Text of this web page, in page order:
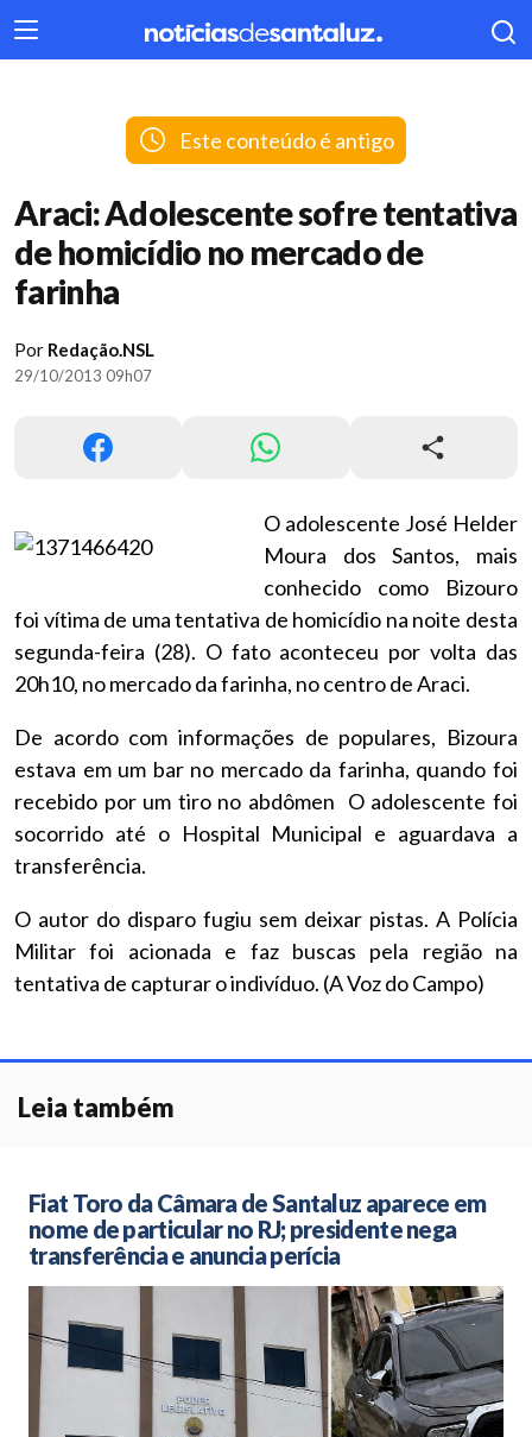
404
Este conteúdo é antigo
Araci: Adolescente sofre tentativa
de homicídio no mercado de
farinha
Por Redação.NSL
29/10/2013 09h07
O adolescente José Helder
Moura dos Santos, mais
conhecido como Bizouro
foi vítima de uma tentativa de homicídio na noite desta
segunda-feira (28). O fato aconteceu por volta das
20h10, no mercado da farinha, no centro de Araci.
De acordo com informações de populares, Bizoura
estava em um bar no mercado da farinha, quando foi
recebido por um tiro no abdômen O adolescente foi
socorrido até o Hospital Municipal e aguardava a
transferência.
O autor do disparo fugiu sem deixar pistas. A Polícia
Militar foi acionada e faz buscas pela região na
tentativa de capturar o indivíduo. (A Voz do Campo)
Leia também
Fiat Toro da Câmara de Santaluz aparece em
nome de particular no RJ; presidente nega
transferência e anuncia perícia